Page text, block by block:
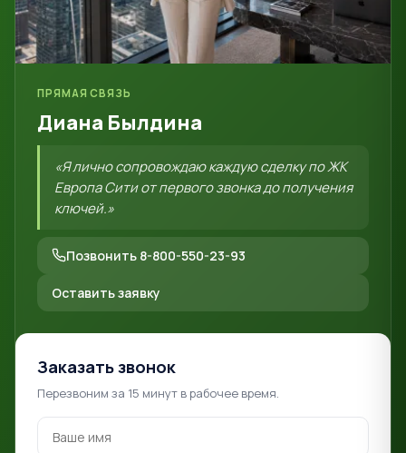
ПРЯМАЯ СВЯЗЬ
Диана Былдина
«Я лично сопровождаю каждую сделку по ЖК
Европа Сити от первого звонка до получения
ключей.»
Позвонить 8-800-550-23-93
Оставить заявку
Заказать звонок
Перезвоним за 15 минут в рабочее время.